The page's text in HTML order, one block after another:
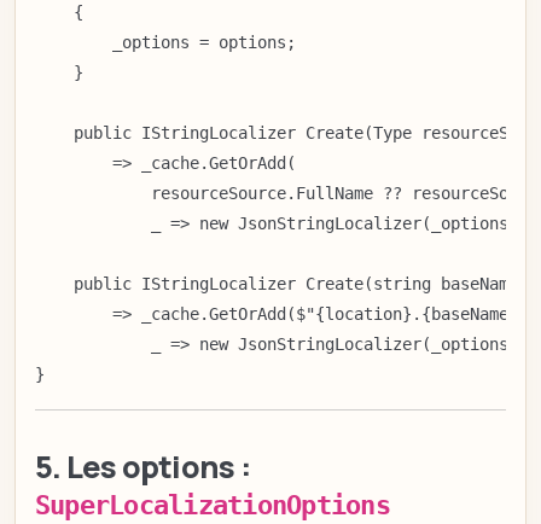
    {
        _options = options;
    }
public IStringLocalizer Create(Type
        => _cache.GetOrAdd(
resourceSource.FullName ??
            _ => new JsonStringLocalizer(_options));
public IStringLocalizer Create(string baseName,
        => _cache.GetOrAdd($"{location}.{baseName}",
            _ => new JsonStringLocalizer(_options));
}
5. Les options :
SuperLocalizationOptions